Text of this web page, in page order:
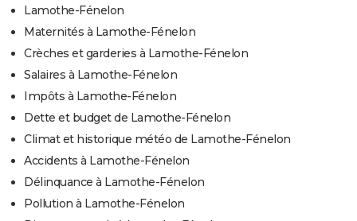
Lamothe-Fénelon
Maternités à Lamothe-Fénelon
Crèches et garderies à Lamothe-Fénelon
Salaires à Lamothe-Fénelon
Impôts à Lamothe-Fénelon
Dette et budget de Lamothe-Fénelon
Climat et historique météo de Lamothe-Fénelon
Accidents à Lamothe-Fénelon
Délinquance à Lamothe-Fénelon
Pollution à Lamothe-Fénelon